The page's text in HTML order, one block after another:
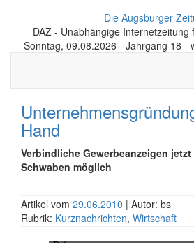
Die Augsburger
DAZ - Unabhängige Internetzeitung
Sonntag, 09.08.2026 - Jahrgang 18 -
Hand
Verbindliche Gewerbeanzeigen jetzt
Schwaben möglich
Artikel vom 29.06.2010 | Autor: bs
Rubrik: Kurznachrichten, Wirtschaft